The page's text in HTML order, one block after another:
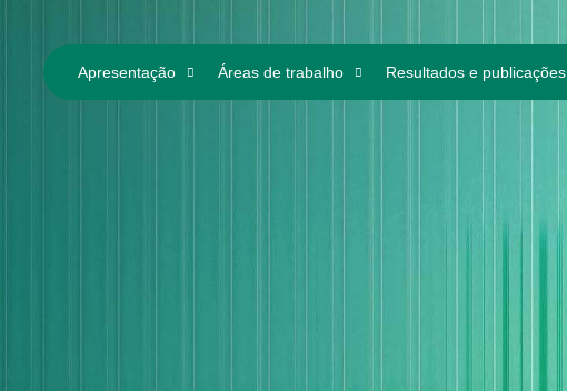
Apresentação Áreas de trabalho Resultados e publicações